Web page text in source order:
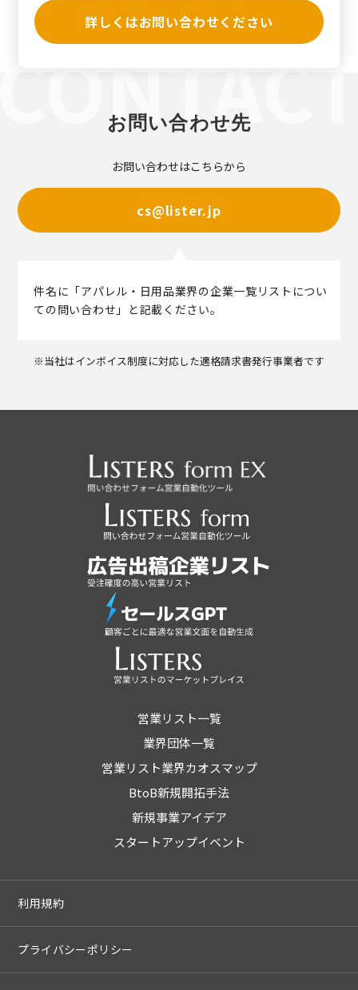
詳しくはお問い合わせください
お問い合わせ先
お問い合わせはこちらから
cs@lister.jp
件名に「アパレル・日用品業界の企業一覧リストについ
ての問い合わせ」と記載ください。
※当社はインボイス制度に対応した適格請求書発行事業者です
営業リスト一覧
業界団体一覧
営業リスト業界カオスマップ
BtoB新規開拓手法
新規事業アイデア
スタートアップイベント
利用規約
プライバシーポリシー